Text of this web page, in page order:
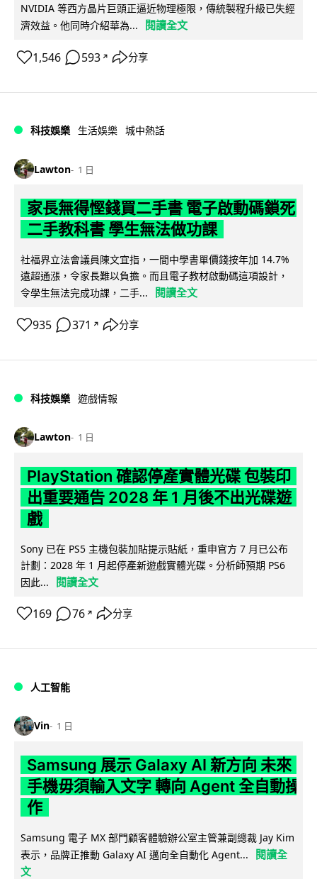
NVIDIA 等西方晶片巨頭正逼近物理極限，傳統製程升級已失經
濟效益。他同時介紹華為...
閱讀全文
1,546 593 ↗ 分享
科技娛樂 生活娛樂 城中熱話
Lawton 1 日
家長無得慳錢買二手書 電子啟動碼鎖死
二手教科書 學生無法做功課
社福界立法會議員陳文宜指，一間中學書單價錢按年加 14.7%
遠超通漲，令家長難以負擔。而且電子教材啟動碼這項設計，
令學生無法完成功課，二手...
閱讀全文
935 371 ↗ 分享
科技娛樂 遊戲情報
Lawton 1 日
PlayStation 確認停產實體光碟 包裝印
出重要通告 2028 年 1 月後不出光碟遊
戲
Sony 已在 PS5 主機包裝加貼提示貼紙，重申官方 7 月已公布
計劃：2028 年 1 月起停產新遊戲實體光碟。分析師預期 PS6
因此...
閱讀全文
169 76 ↗ 分享
人工智能
Vin 1 日
Samsung 展示 Galaxy AI 新方向 未來
手機毋須輸入文字 轉向 Agent 全自動操
作
Samsung 電子 MX 部門顧客體驗辦公室主管兼副總裁 Jay Kim
表示，品牌正推動 Galaxy AI 邁向全自動化 Agent...
閱讀全
文